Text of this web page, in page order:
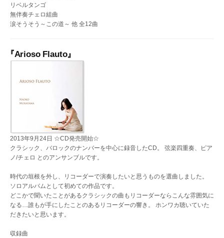
リベルタンゴ
無伴奏チェロ組曲
涙そうそう～この道～ 他 全12曲
Arioso Flauto』
2013年9月24日 ☆CD発売開始☆
クラシック、バロックのナンバーを中心に録音したCD。 弦楽四重奏、ピア
ノ/チェロ とのアンサンブルです。
時代の垣根を外し、リコーダーで演奏したいと思うものを選曲しました。
ソロアルバムとして初めての作品です。
どこかで聞いたことがあるクラシックの曲もリコーダーならこんな雰囲気に
なる…誰もが手にしたことのあるリコーダーの響き。 ホンワカ聴いていた
だきたいと思います。
収録曲